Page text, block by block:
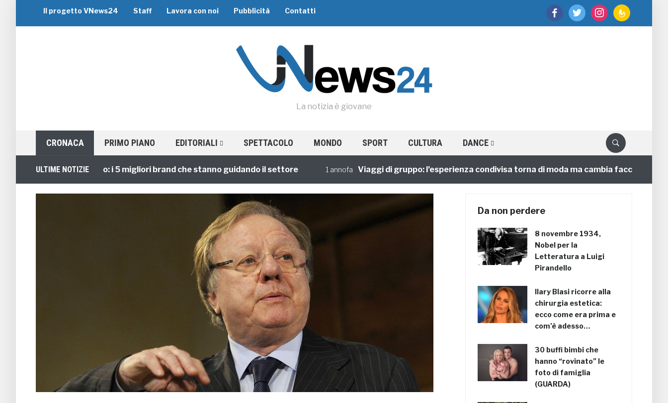
facebooktwitter instagramfeedburner
Il progetto VNews24 Staff Lavora con noi Pubblicità Contatti
La notizia è giovane
CRONACA PRIMO PIANO EDITORIALI SPETTACOLO MONDO SPORT CULTURA DANCE
ULTIME NOTIZIE
Viaggi di Gruppo: i 5 migliori brand che stanno guidando il settore 1 annofa Viaggi di gruppo: l’esperienza condivisa torna di moda ma cambia faccia
Da non perdere
8 novembre 1934,
Nobel per la
Letteratura a Luigi
Pirandello
Ilary Blasi ricorre alla
chirurgia estetica:
ecco come era prima e
com’è adesso…
30 buffi bimbi che
hanno “rovinato” le
foto di famiglia
(GUARDA)